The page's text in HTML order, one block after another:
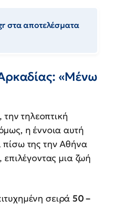
στα αποτελέσματα
«Μένω
την τηλεοπτική
η έννοια αυτή
πίσω της την Αθήνα
μια ζωή
σειρά 50 –